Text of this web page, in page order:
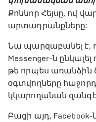
Քոննոր Հեյսը, ով
արտադրանքները:
Նա պարզաբանել է,
Messenger-ն
թե որպես առանձին
օգտվողները
կկարողանան
Բացի այդ,